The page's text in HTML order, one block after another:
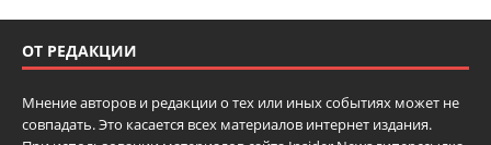
ОТ РЕДАКЦИИ
Мнение авторов и редакции о тех или иных событиях может не
совпадать. Это касается всех материалов интернет издания.